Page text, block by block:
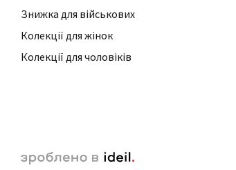
Знижка для військових
Колекції для жінок
Колекції для чоловіків